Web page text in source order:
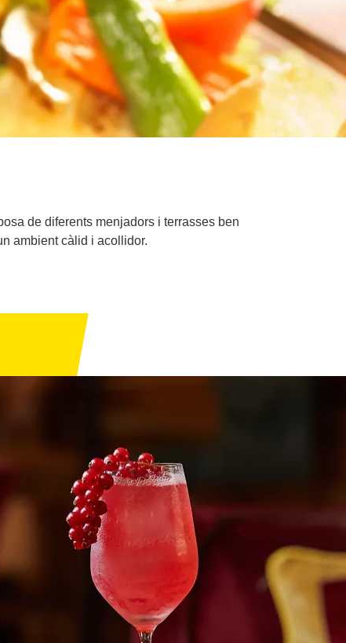
de diferents menjadors i terrasses ben
ambient càlid i acollidor.